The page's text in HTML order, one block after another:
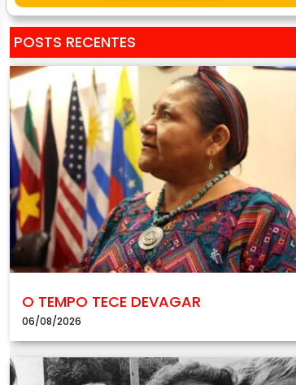
POSTS RECENTES
O TEMPO TECE DEVAGAR
06/08/2026